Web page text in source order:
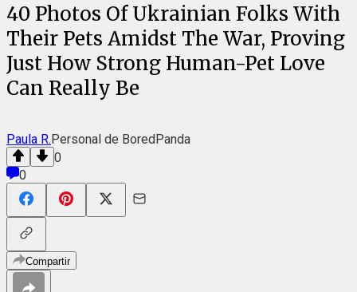
40 Photos Of Ukrainian Folks With
Their Pets Amidst The War, Proving
Just How Strong Human-Pet Love
Can Really Be
Paula R.Personal de BoredPanda
0
0
Compartir